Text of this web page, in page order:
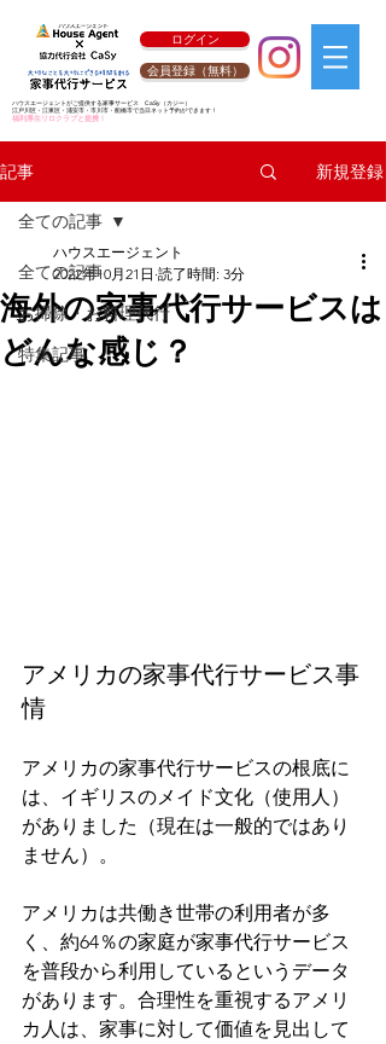
ログイン
会員登録（無料）
ハウスエージェントがご提供する家事サービス CaSy （カジー）
江戸川区・江東区・浦安市・市川市・船橋市で当日ネット予約ができます！
福利厚生リロクラブと提携！
記事 新規登録
全ての記事
お掃除・お料理代行
特集記事
全ての記事
海外の家事代行サービスは
どんな感じ？
ハウスエージェント
2022年10月21日 読了時間: 3分
アメリカの家事代行サービス事
情
アメリカの家事代行サービスの根底に
は、イギリスのメイド文化（使用人）
がありました（現在は一般的ではあり
ません）。
アメリカは共働き世帯の利用者が多
く、約64％の家庭が家事代行サービス
を普段から利用しているというデータ
があります。合理性を重視するアメリ
カ人は、家事に対して価値を見出して